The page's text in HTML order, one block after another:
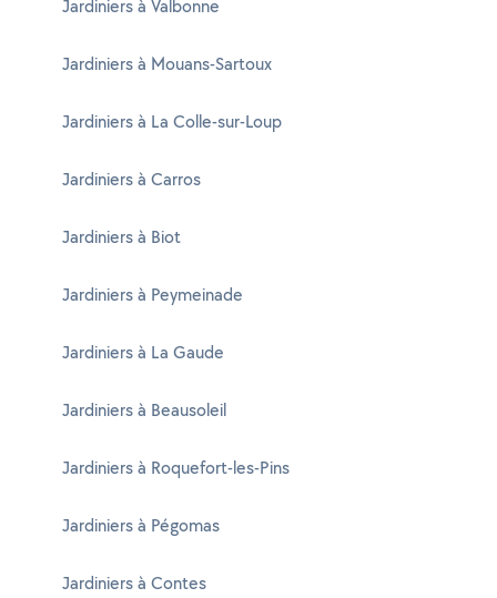
Jardiniers à Valbonne
Jardiniers à Mouans-Sartoux
Jardiniers à La Colle-sur-Loup
Jardiniers à Carros
Jardiniers à Biot
Jardiniers à Peymeinade
Jardiniers à La Gaude
Jardiniers à Beausoleil
Jardiniers à Roquefort-les-Pins
Jardiniers à Pégomas
Jardiniers à Contes